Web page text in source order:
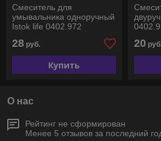
Смеситель для
умывальника одноручный
Istok life 0402.972
28 руб.
Купить
20
О нас
Рейтинг не сформирован
Менее 5 отзывов за последний